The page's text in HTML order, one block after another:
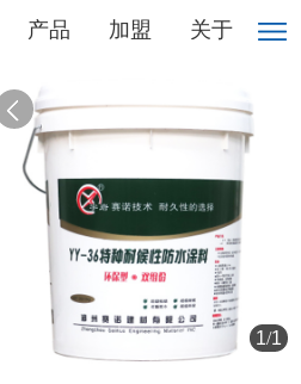
产品 加盟 关于
1/1